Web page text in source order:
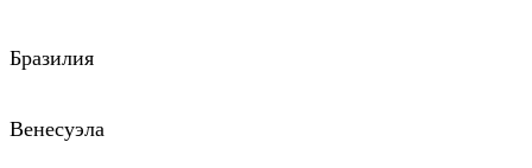
Бразилия
Венесуэла